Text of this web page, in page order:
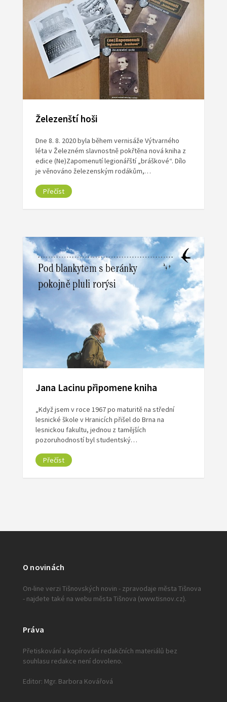
Železenští hoši
Dne 8. 8. 2020 byla během vernisáže Výtvarného
léta v Železném slavnostně pokřtěna nová kniha z
edice (Ne)Zapomenutí legionářští „bráškové“. Dílo
je věnováno železenským rodákům,…
Přečíst
Jana Lacinu připomene kniha
„Když jsem v roce 1967 po maturitě na střední
lesnické škole v Hranicích přišel do Brna na
lesnickou fakultu, jednou z tamějších
pozoruhodností byl studentský…
Přečíst
O novinách
On-line verzi Tišnovských novin - zpravodaje města Tišnova
- najdete také na webu města Tišnova (www.tisnov.cz).
Práva
Přetiskování a kopírování redakčních materiálů bez
souhlasu redakce není dovoleno.
Editor: Mgr. Barbora Kovářová